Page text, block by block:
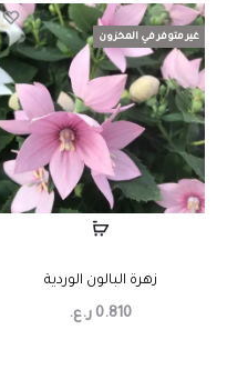
غير متوفر في المخزون
زهرة البالون الوردية
0.810 ر.ع.